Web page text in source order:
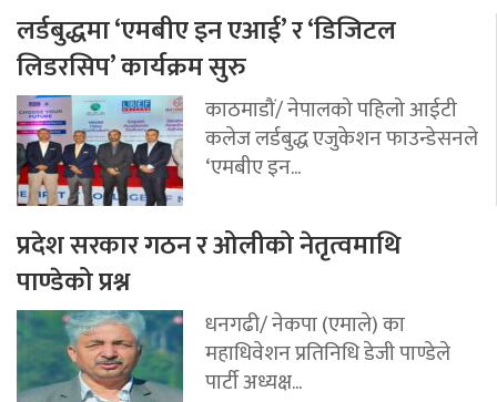
लर्डबुद्धमा ‘एमबीए इन एआई’ र ‘डिजिटल
लिडरसिप’ कार्यक्रम सुरु
काठमाडौं/ नेपालको पहिलो आईटी
कलेज लर्डबुद्ध एजुकेशन फाउन्डेसनले
‘एमबीए इन...
प्रदेश सरकार गठन र ओलीको नेतृत्वमाथि
पाण्डेको प्रश्न
धनगढी/ नेकपा (एमाले) का
महाधिवेशन प्रतिनिधि डेजी पाण्डेले
पार्टी अध्यक्ष...